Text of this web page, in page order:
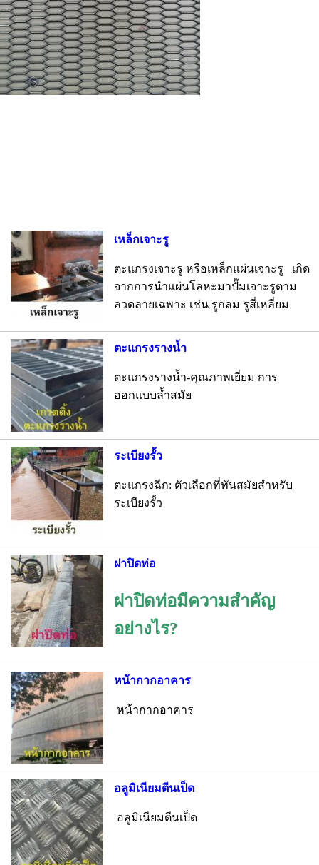
เหล็กเจาะรู
ตะแกรงเจาะรู หรือเหล็กแผ่นเจาะรู เกิด
จากการนำแผ่นโลหะมาปั๊มเจาะรูตาม
ลวดลายเฉพาะ เช่น รูกลม รูสี่เหลี่ยม
ตะแกรงรางน้ำ
ตะแกรงรางน้ำ-คุณภาพเยี่ยม การ
ออกแบบล้ำสมัย
ระเบียงรั้ว
ตะแกรงฉีก: ตัวเลือกที่ทันสมัยสำหรับ
ระเบียงรั้ว
ฝาปิดท่อ
ฝาปิดท่อมีความสำคัญ
อย่างไร?
หน้ากากอาคาร
หน้ากากอาคาร
อลูมิเนียมตีนเป็ด
อลูมิเนียมตีนเป็ด